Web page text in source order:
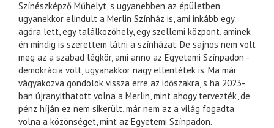
Színészképző Műhelyt, s ugyanebben az épületben
ugyanekkor elindult a Merlin Színház is, ami inkább egy
agóra lett, egy találkozóhely, egy szellemi központ, aminek
én mindig is szerettem látni a színházat. De sajnos nem volt
meg az a szabad légkör, ami anno az Egyetemi Színpadon -
demokrácia volt, ugyanakkor nagy ellentétek is. Ma már
vágyakozva gondolok vissza erre az időszakra, s ha 2023-
ban újranyithatott volna a Merlin, mint ahogy tervezték, de
pénz híján ez nem sikerült, már nem az a világ fogadta
volna a közönséget, mint az Egyetemi Színpadon.